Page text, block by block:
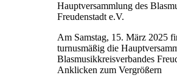
Hauptversammlung des
Freudenstadt e.V.
Am Samstag, 15. März 2025
turnusmäßig die
Blasmusikkreisverbandes
Anklicken zum Vergrößern